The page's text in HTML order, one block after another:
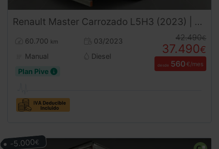
Renault Master Carrozado L5H3 (2023) | Caja 4,60m | Trampilla | 3500kg | Carnet B
60.700 km
03/2023
Manual
Diesel
Plan Pive
42.490€
37.490€
desde 560€/mes
-5.000€